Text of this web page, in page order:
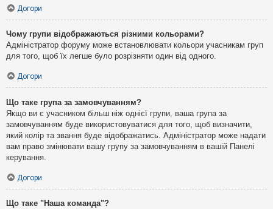
Догори
Чому групи відображаються різними кольорами?
Адміністратор форуму може встановлювати кольори учасникам груп
для того, щоб їх легше було розрізняти один від одного.
Догори
Що таке група за замовчуванням?
Якщо ви є учасником більш ніж однієї групи, ваша група за
замовчуванням буде використовуватися для того, щоб визначити,
який колір та звання буде відображатись. Адміністратор може надати
вам право змінювати вашу групу за замовчуванням в вашій Панелі
керування.
Догори
Що таке "Наша команда"?